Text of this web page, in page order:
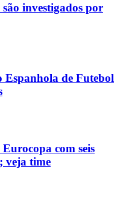
investigados por
Espanhola de Futebol
com seis
veja time